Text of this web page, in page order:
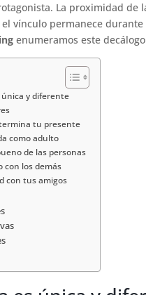
La proximidad de
vínculo permanece
enumeramos este
única y diferente
tu presente
como adulto
de las personas
con los demás
con tus amigos